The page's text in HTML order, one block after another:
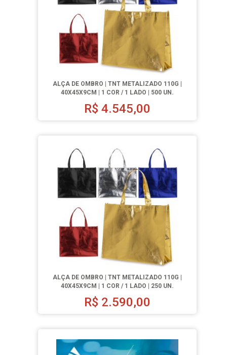
ALÇA DE OMBRO | TNT METALIZADO 110G |
40X45X9CM | 1 COR / 1 LADO | 500 UN.
R$ 4.545,00
ALÇA DE OMBRO | TNT METALIZADO 110G |
40X45X9CM | 1 COR / 1 LADO | 250 UN.
R$ 2.590,00